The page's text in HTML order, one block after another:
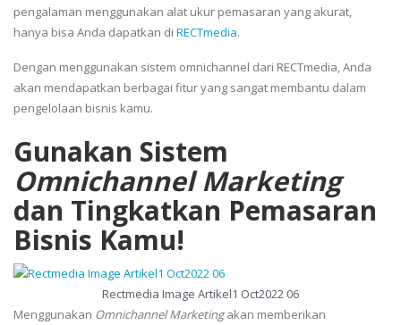
pengalaman menggunakan alat ukur pemasaran yang akurat,
hanya bisa Anda dapatkan di RECTmedia.
Dengan menggunakan sistem omnichannel dari RECTmedia, Anda
akan mendapatkan berbagai fitur yang sangat membantu dalam
pengelolaan bisnis kamu.
Gunakan Sistem
OmnichannelMarketing
dan Tingkatkan Pemasaran
Bisnis Kamu!
Rectmedia Image Artikel1 Oct2022 06
Menggunakan Omnichannel Marketingakan memberikan